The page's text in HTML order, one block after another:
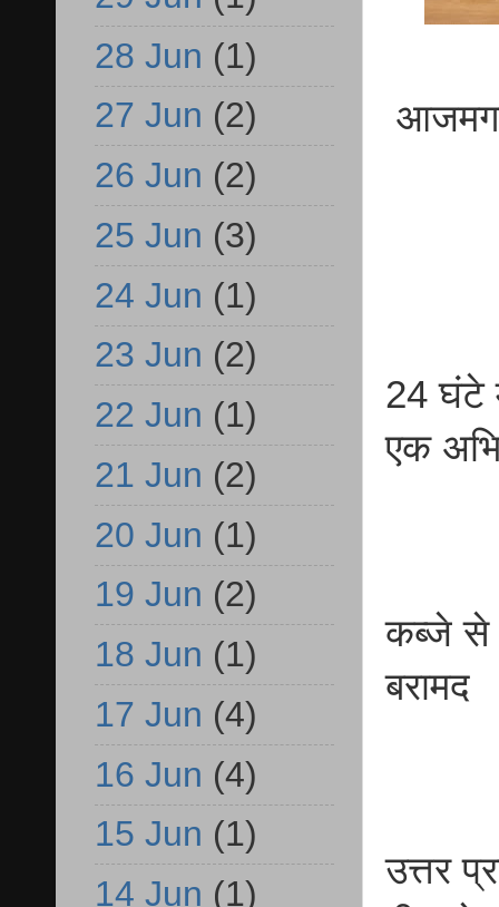
24 घंटे
एक
कब्जे से
बरामद
उत्तर
28 Jun (1)
27 Jun (2)
26 Jun (2)
25 Jun (3)
24 Jun (1)
23 Jun (2)
22 Jun (1)
21 Jun (2)
20 Jun (1)
19 Jun (2)
18 Jun (1)
17 Jun (4)
16 Jun (4)
15 Jun (1)
14 Jun (1)